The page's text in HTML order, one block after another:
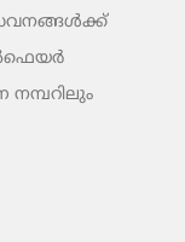
നമ്പറിലും